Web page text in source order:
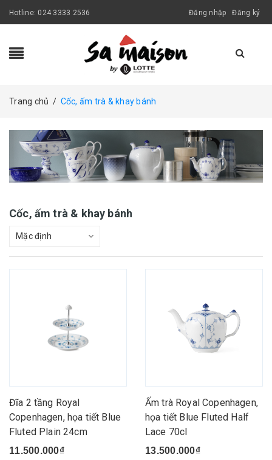
Hotline: 024 3333 2536 Đăng nhập Đăng ký
Trang chủ / Cốc, ấm trà & khay bánh
Cốc, ấm trà & khay bánh
Đĩa 2 tầng Royal
Copenhagen, họa tiết Blue
Fluted Plain 24cm
11.500.000₫
Ấm trà Royal Copenhagen,
họa tiết Blue Fluted Half
Lace 70cl
13.500.000₫